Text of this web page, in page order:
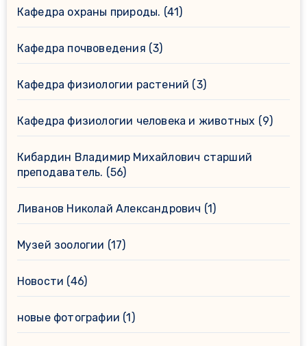
Кафедра охраны природы. (41)
Кафедра почвоведения (3)
Кафедра физиологии растений (3)
Кафедра физиологии человека и животных (9)
Кибардин Владимир Михайлович старший
преподаватель. (56)
Ливанов Николай Александрович (1)
Музей зоологии (17)
Новости (46)
новые фотографии (1)